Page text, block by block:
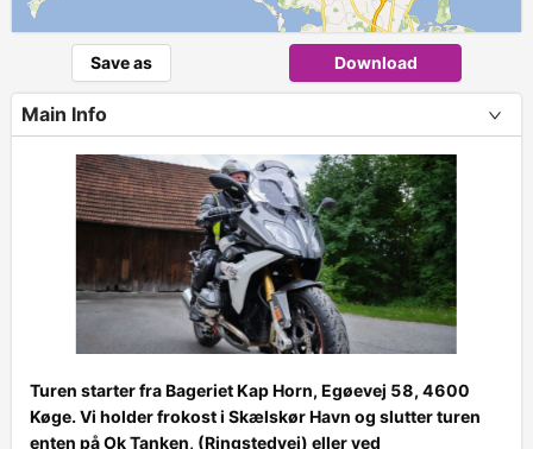
Save as Download
Main Info
Turen starter fra Bageriet Kap Horn, Egøevej 58, 4600
Køge. Vi holder frokost i Skælskør Havn og slutter turen
enten på Ok Tanken, (Ringstedvej) eller ved